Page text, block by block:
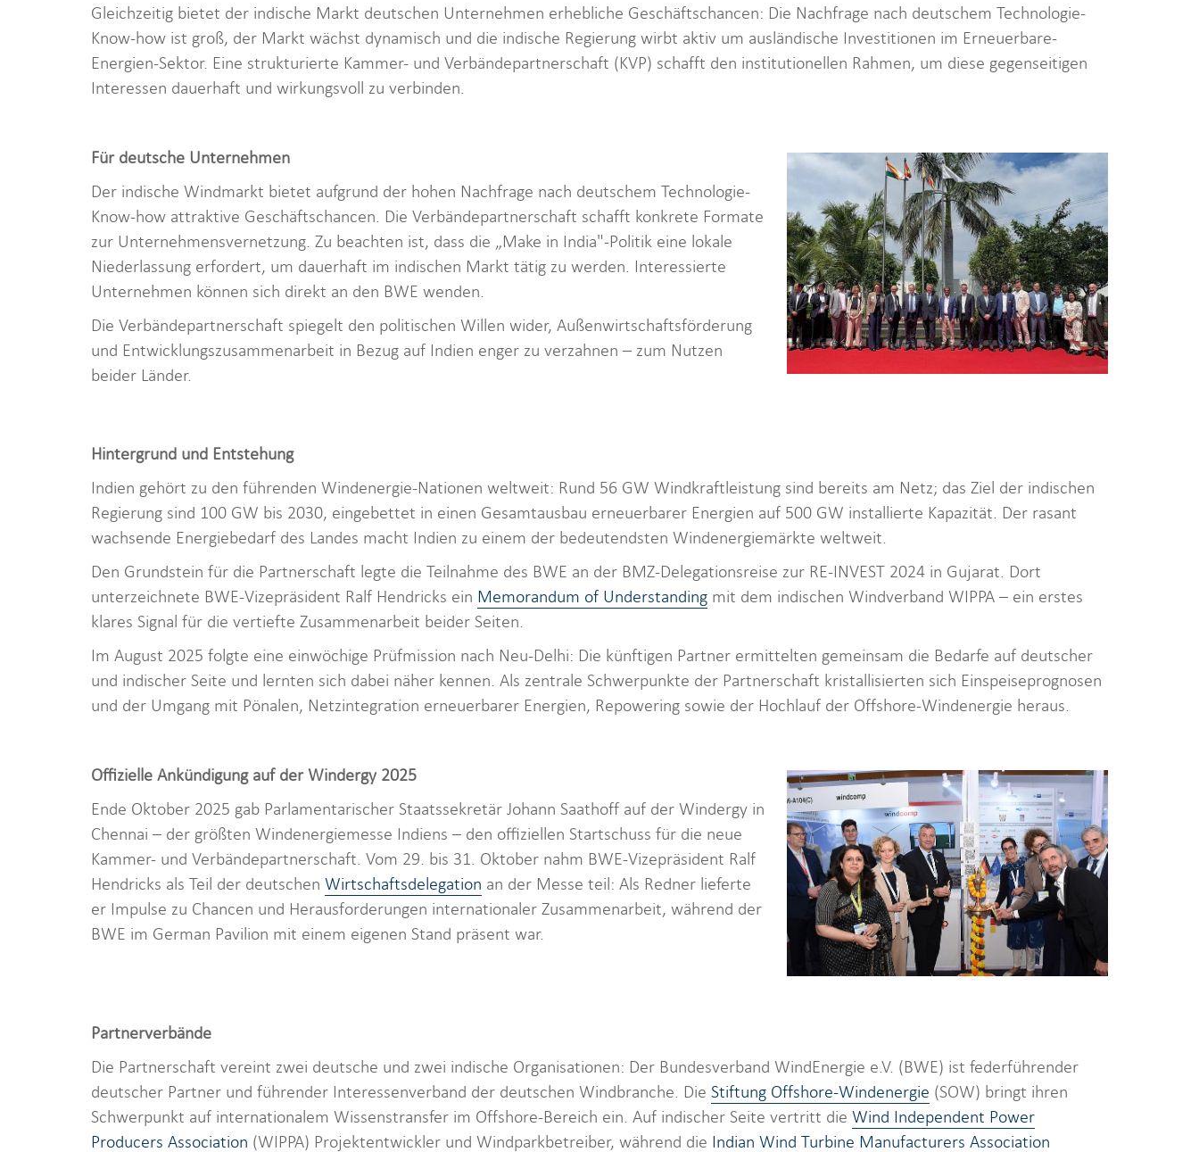
Gleichzeitig bietet der indische Markt deutschen Unternehmen erhebliche Geschäftschancen: Die Nachfrage nach deutschem Technologie-
Know-how ist groß, der Markt wächst dynamisch und die indische Regierung wirbt aktiv um ausländische Investitionen im Erneuerbare-
Energien-Sektor. Eine strukturierte Kammer- und Verbändepartnerschaft (KVP) schafft den institutionellen Rahmen, um diese gegenseitigen
Interessen dauerhaft und wirkungsvoll zu verbinden.
Für deutsche Unternehmen
Der indische Windmarkt bietet aufgrund der hohen Nachfrage nach deutschem Technologie-
Know-how attraktive Geschäftschancen. Die Verbändepartnerschaft schafft konkrete Formate
zur Unternehmensvernetzung. Zu beachten ist, dass die „Make in India"-Politik eine lokale
Niederlassung erfordert, um dauerhaft im indischen Markt tätig zu werden. Interessierte
Unternehmen können sich direkt an den BWE wenden.
Die Verbändepartnerschaft spiegelt den politischen Willen wider, Außenwirtschaftsförderung
und Entwicklungszusammenarbeit in Bezug auf Indien enger zu verzahnen – zum Nutzen
beider Länder.
Hintergrund und Entstehung
Indien gehört zu den führenden Windenergie-Nationen weltweit: Rund 56 GW Windkraftleistung sind bereits am Netz; das Ziel der indischen
Regierung sind 100 GW bis 2030, eingebettet in einen Gesamtausbau erneuerbarer Energien auf 500 GW installierte Kapazität. Der rasant
wachsende Energiebedarf des Landes macht Indien zu einem der bedeutendsten Windenergiemärkte weltweit.
Den Grundstein für die Partnerschaft legte die Teilnahme des BWE an der BMZ-Delegationsreise zur RE-INVEST 2024 in Gujarat. Dort
unterzeichnete BWE-Vizepräsident Ralf Hendricks ein Memorandum of Understanding mit dem indischen Windverband WIPPA – ein erstes
klares Signal für die vertiefte Zusammenarbeit beider Seiten.
Im August 2025 folgte eine einwöchige Prüfmission nach Neu-Delhi: Die künftigen Partner ermittelten gemeinsam die Bedarfe auf deutscher
und indischer Seite und lernten sich dabei näher kennen. Als zentrale Schwerpunkte der Partnerschaft kristallisierten sich Einspeiseprognosen
und der Umgang mit Pönalen, Netzintegration erneuerbarer Energien, Repowering sowie der Hochlauf der Offshore-Windenergie heraus.
Offizielle Ankündigung auf der Windergy 2025
Ende Oktober 2025 gab Parlamentarischer Staatssekretär Johann Saathoff auf der Windergy in
Chennai – der größten Windenergiemesse Indiens – den offiziellen Startschuss für die neue
Kammer- und Verbändepartnerschaft. Vom 29. bis 31. Oktober nahm BWE-Vizepräsident Ralf
Hendricks als Teil der deutschen Wirtschaftsdelegation an der Messe teil: Als Redner lieferte
er Impulse zu Chancen und Herausforderungen internationaler Zusammenarbeit, während der
BWE im German Pavilion mit einem eigenen Stand präsent war.
Partnerverbände
Die Partnerschaft vereint zwei deutsche und zwei indische Organisationen: Der Bundesverband WindEnergie e.V. (BWE) ist federführender
deutscher Partner und führender Interessenverband der deutschen Windbranche. Die Stiftung Offshore-Windenergie (SOW) bringt ihren
Schwerpunkt auf internationalem Wissenstransfer im Offshore-Bereich ein. Auf indischer Seite vertritt die Wind Independent Power
Producers Association (WIPPA) Projektentwickler und Windparkbetreiber, während die Indian Wind Turbine Manufacturers Association